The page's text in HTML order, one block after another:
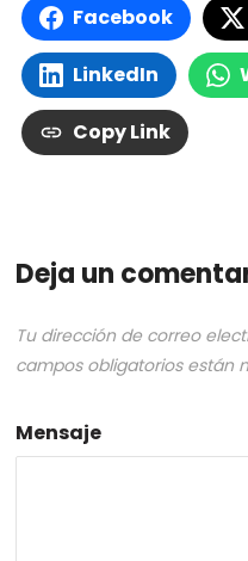
Facebook
LinkedIn
Copy Link
Deja un
Tu dirección de correo
campos obligatorios están
Mensaje